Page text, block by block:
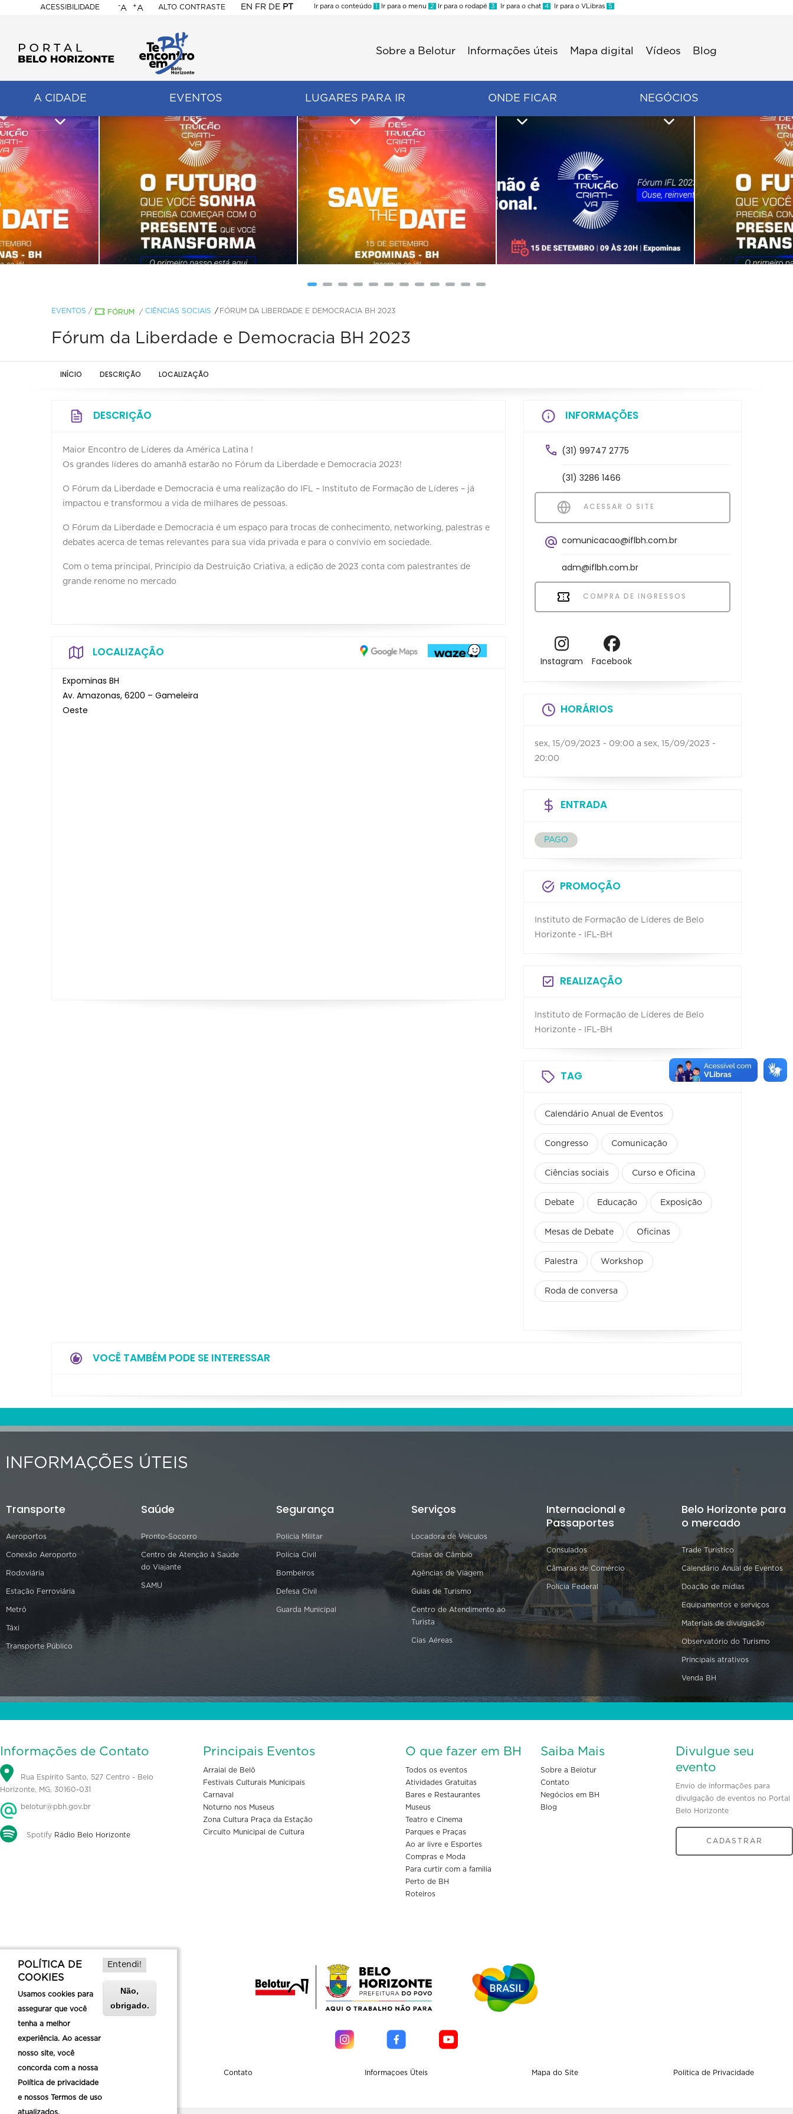
ACESSIBILIDADE
BELO
HORIZONTE
-A +A ALTO CONTRASTE EN FR DE PT
Ir para o conteúdo 1 Ir para o menu 2 Ir para o rodapé 3 Ir para o chat 4 Ir para o VLibras 5
Sobre a Belotur Informações úteis Mapa digital Vídeos Blog
A CIDADE EVENTOS LUGARES PARA IR ONDE FICAR NEGÓCIOS
EVENTOS / FÓRUM / CIÊNCIAS SOCIAIS FÓRUM DA LIBERDADE E DEMOCRACIA BH 2023
Fórum da Liberdade e Democracia BH 2023
INÍCIO DESCRIÇÃO LOCALIZAÇÃO
DESCRIÇÃO
Maior Encontro de Líderes da América Latina !
Os grandes líderes do amanhã estarão no Fórum da Liberdade e Democracia 2023!
O Fórum da Liberdade e Democracia é uma realização do IFL – Instituto de Formação de Líderes – já
impactou e transformou a vida de milhares de pessoas.
O Fórum da Liberdade e Democracia é um espaço para trocas de conhecimento, networking, palestras e
debates acerca de temas relevantes para sua vida privada e para o convívio em sociedade.
Com o tema principal, Princípio da Destruição Criativa, a edição de 2023 conta com palestrantes de
grande renome no mercado
LOCALIZAÇÃO
Expominas BH
Av. Amazonas, 6200 – Gameleira
Oeste
INFORMAÇÕES
(31) 99747 2775
(31) 3286 1466
ACESSAR O SITE
comunicacao@iflbh.com.br
adm@iflbh.com.br
COMPRA DE INGRESSOS
Instagram Facebook
HORÁRIOS
sex, 15/09/2023 - 09:00 a sex, 15/09/2023 -
20:00
ENTRADA
PAGO
PROMOÇÃO
Instituto de Formação de Líderes de Belo
Horizonte - IFL-BH
REALIZAÇÃO
Instituto de Formação de Líderes de Belo
Horizonte - IFL-BH
TAG
Calendário Anual de Eventos
Congresso Comunicação
Ciências sociais Curso e Oficina
Debate Educação Exposição
Mesas de Debate Oficinas
Palestra Workshop
Roda de conversa
VOCÊ TAMBÉM PODE SE INTERESSAR
INFORMAÇÕES ÚTEIS
Transporte
Aeroportos
Conexão Aeroporto
Rodoviária
Estação Ferroviária
Metrô
Táxi
Transporte Público
Saúde
Pronto-Socorro
Centro de Atenção à Saúde
do Viajante
SAMU
Segurança
Polícia Militar
Polícia Civil
Bombeiros
Defesa Civil
Guarda Municipal
Serviços
Locadora de Veículos
Casas de Câmbio
Agências de Viagem
Guias de Turismo
Centro de Atendimento ao
Turista
Cias Aéreas
Internacional e
Passaportes
Consulados
Câmaras de Comércio
Polícia Federal
Belo Horizonte para
o mercado
Trade Turístico
Calendário Anual de Eventos
Doação de mídias
Equipamentos e serviços
Materiais de divulgação
Observatório do Turismo
Principais atrativos
Venda BH
Informações de Contato
Rua Espírito Santo, 527 Centro - Belo
Horizonte, MG, 30160-031
belotur@pbh.gov.br
Spotify Rádio Belo Horizonte
Principais Eventos
Arraial de Belô
Festivais Culturais Municipais
Carnaval
Noturno nos Museus
Zona Cultura Praça da Estação
Circuito Municipal de Cultura
O que fazer em BH
Todos os eventos
Atividades Gratuitas
Bares e Restaurantes
Museus
Teatro e Cinema
Parques e Praças
Ao ar livre e Esportes
Compras e Moda
Para curtir com a familia
Perto de BH
Roteiros
Saiba Mais
Sobre a Belotur
Contato
Negócios em BH
Blog
Divulgue seu
evento
Envio de informações para
divulgação de eventos no Portal
Belo Horizonte
CADASTRAR
Sobre a Belotur Contato Informaçoes Üteis Mapa do Site Politica de Privacidade
POLÍTICA DE
COOKIES
Usamos cookies para
assegurar que você
tenha a melhor
experiência. Ao acessar
nosso site, você
concorda com a nossa
Política de privacidade
e nossos Termos de uso
atualizados.
Entendi!
Não,
obrigado.